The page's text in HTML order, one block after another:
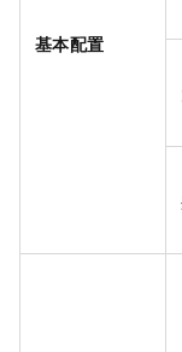
基本配置